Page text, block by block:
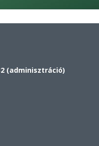
(adminisztráció)